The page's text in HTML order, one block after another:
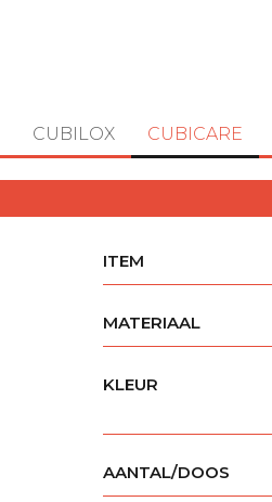
CUBILOX CUBICARE
ITEM
MATERIAAL
KLEUR
AANTAL/DOOS